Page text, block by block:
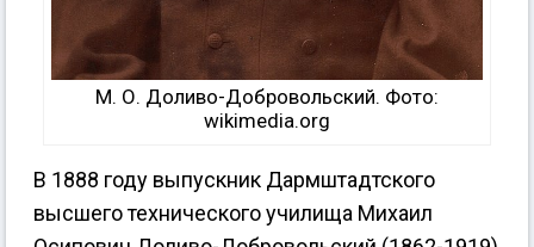
М. О. Доливо-Добровольский. Фото:
wikimedia.org
В 1888 году выпускник Дармштадтского
высшего технического училища Михаил